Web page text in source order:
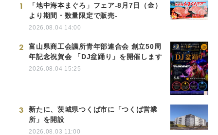
1
「地中海本まぐろ」フェア-8月7日（金）
より期間・数量限定で販売-
2026.08.04 14:00
2
富山県商工会議所青年部連合会 創立50周
年記念祝賀会 「DJ盆踊り」を開催します
2026.08.04 15:25
3
新たに、茨城県つくば市に「つくば営業
所」を開設
2026.08.03 11:00